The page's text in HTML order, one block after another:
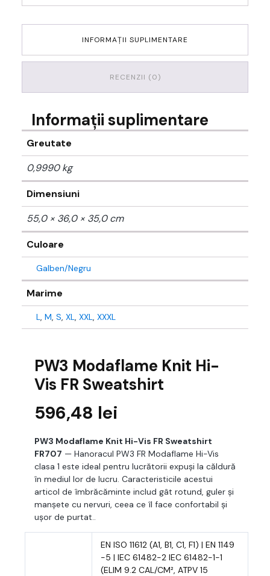
INFORMAȚII SUPLIMENTARE
RECENZII (0)
Informații suplimentare
Greutate
0,9990 kg
Dimensiuni
55,0 × 36,0 × 35,0 cm
Culoare
Galben/Negru
Marime
L, M, S, XL, XXL, XXXL
PW3 Modaflame Knit Hi-
Vis FR Sweatshirt
596,48 lei
PW3 Modaflame Knit Hi-Vis FR Sweatshirt
FR707 — Hanoracul PW3 FR Modaflame Hi-Vis
clasa 1 este ideal pentru lucrătorii expuși la căldură
în mediul lor de lucru. Caracteristicile acestui
articol de îmbrăcăminte includ gât rotund, guler și
manșete cu nervuri, ceea ce îl face confortabil și
ușor de purtat..
EN ISO 11612 (A1, B1, C1, F1) | EN 1149
-5 | IEC 61482-2 IEC 61482-1-1
(ELIM 9.2 CAL/CM², ATPV 15